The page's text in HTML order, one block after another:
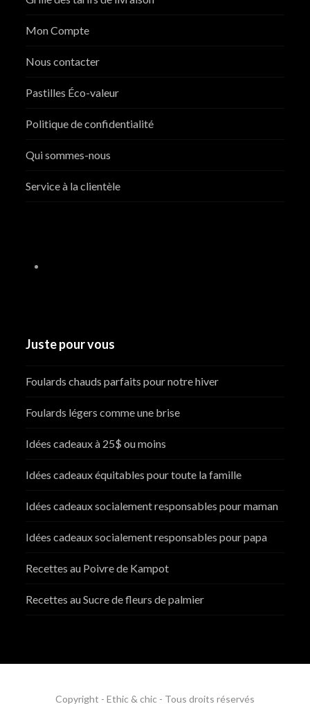
Mon Compte
Nous contacter
Pastilles Éco-valeur
Politique de confidentialité
Qui sommes-nous
Service à la clientèle
Juste pour vous
Foulards chauds parfaits pour notre hiver
Foulards légers comme une brise
Idées cadeaux à 25$ ou moins
Idées cadeaux équitables pour toute la famille
Idées cadeaux socialement responsables pour maman
Idées cadeaux socialement responsables pour papa
Recettes au Poivre de Kampot
Recettes au Sucre de fleurs de palmier
Copyright - Ethic & chic - Tous droits réservés